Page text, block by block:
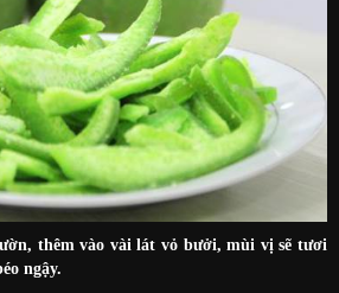
thêm vào vài lát vỏ bưởi, mùi vị sẽ tươi
ngậy.